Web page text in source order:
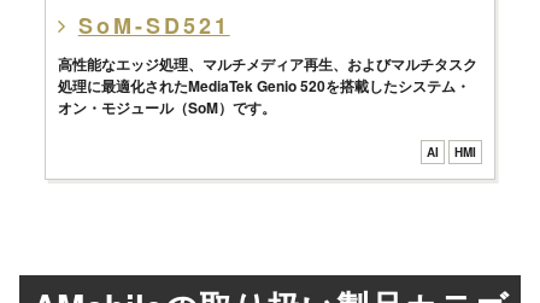
SoM-SD521
高性能なエッジ処理、マルチメディア再生、およびマルチタスク
処理に最適化されたMediaTek Genio 520を搭載したシステム・
オン・モジュール（SoM）です。
AI HMI